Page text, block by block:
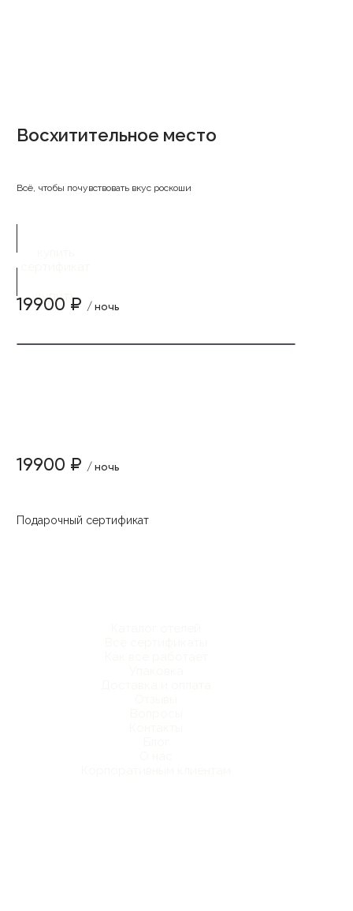
Восхитительное место
Всё, чтобы почувствовать вкус роскоши
купить
19900 ₽ / ночь
19900 ₽ / ночь
Подарочный сертификат